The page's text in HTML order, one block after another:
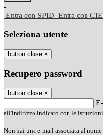
-
Entra con SPID Entra con CIE
Seleziona utente
button close ×
Recupero password
button close ×
all'indirizzo indicato con le istruzioni
Non hai una e-mail associata al